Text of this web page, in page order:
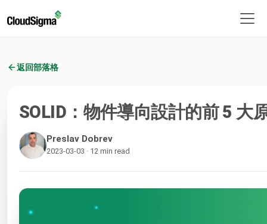
返回部落格
SOLID：物件導向設計的前 5 大
Preslav Dobrev
2023-03-03 · 12 min read